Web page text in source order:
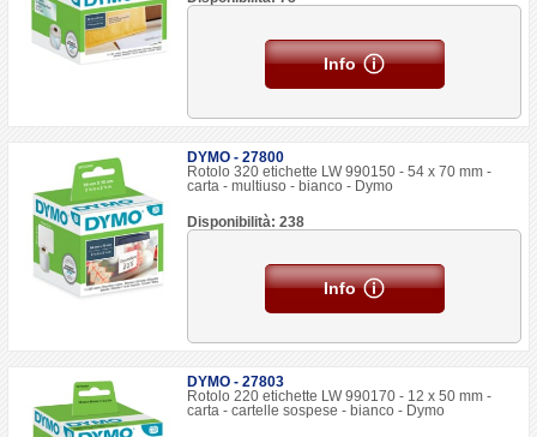
Info
DYMO - 27800
Rotolo 320 etichette LW 990150 - 54 x 70 mm -
carta - multiuso - bianco - Dymo
Disponibilità: 238
Info
DYMO - 27803
Rotolo 220 etichette LW 990170 - 12 x 50 mm -
carta - cartelle sospese - bianco - Dymo